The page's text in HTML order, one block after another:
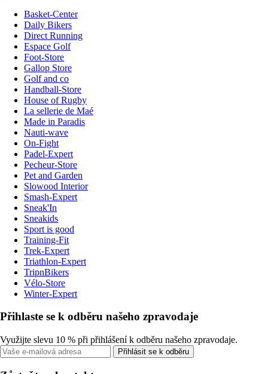
Basket-Center
Daily Bikers
Direct Running
Espace Golf
Foot-Store
Gallop Store
Golf and co
Handball-Store
House of Rugby
La sellerie de Maé
Made in Paradis
Nauti-wave
On-Fight
Padel-Expert
Pecheur-Store
Pet and Garden
Slowood Interior
Smash-Expert
Sneak'In
Sneakids
Sport is good
Training-Fit
Trek-Expert
Triathlon-Expert
TripnBikers
Vélo-Store
Winter-Expert
Přihlaste se k odběru našeho zpravodaje
Využijte slevu 10 % při přihlášení k odběru našeho zpravodaje.
Přihlásit se k odběru